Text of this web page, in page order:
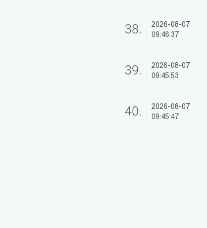
38.
2026-08-07
09:46:37
39.
2026-08-07
09:45:53
40.
2026-08-07
09:45:47